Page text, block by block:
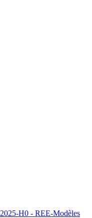
2025-H0 - REE-Modèles